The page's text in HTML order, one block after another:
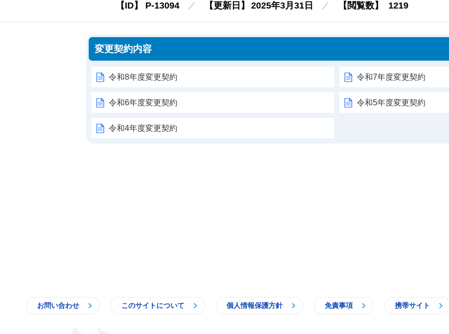
【ID】 P-13094 【更新日】 2025年3月31日 【閲覧数】 1219
変更契約内容
令和8年度変更契約 令和7年度変更契約
令和6年度変更契約 令和5年度変更契約
令和4年度変更契約
お問い合わせ このサイトについて 個人情報保護方針 免責事項 携帯サイト